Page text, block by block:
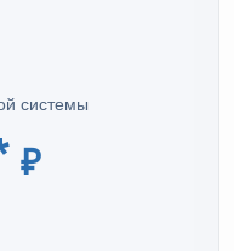
системы
₽